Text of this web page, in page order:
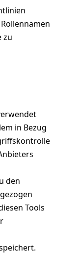
zu
in Bezug
den
Tools